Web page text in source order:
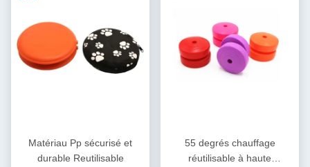
Matériau Pp sécurisé et
durable Reutilisable
55 degrés chauffage
réutilisable à haute